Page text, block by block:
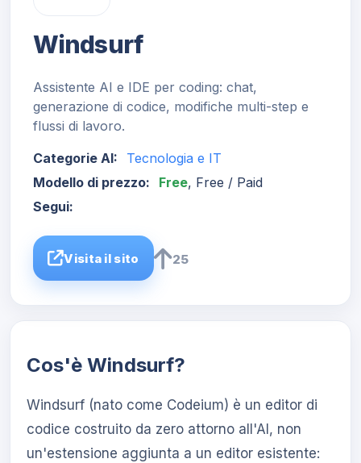
Windsurf
Assistente AI e IDE per coding: chat,
generazione di codice, modifiche multi-step e
flussi di lavoro.
Categorie AI:
Tecnologia e IT
Modello di prezzo:
Free, Free / Paid
Segui:
Visita il sito 25
Cos'è Windsurf?
Windsurf (nato come Codeium) è un editor di
codice costruito da zero attorno all'AI, non
un'estensione aggiunta a un editor esistente: